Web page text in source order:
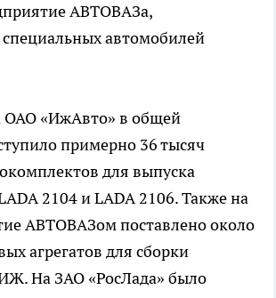
АВТОВАЗа,
автомобилей
ОАО «ИжАвто» в общей
примерно 36 тысяч
для выпуска
2104 и LADA 2106. Также на
АВТОВАЗом поставлено около
агрегатов для сборки
На ЗАО «РосЛада» было